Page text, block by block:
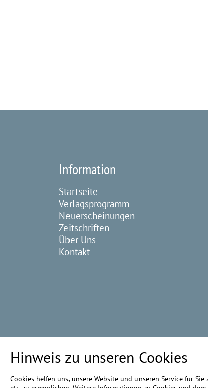
Information
Startseite
Verlagsprogramm
Neuerscheinungen
Zeitschriften
Über Uns
Kontakt
Hinweis zu unseren Cookies
Cookies helfen uns, unsere Website und unseren Service für